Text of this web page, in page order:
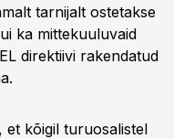
tarnijalt ostetakse
ka mittekuuluvaid
direktiivi rakendatud
et kõigil turuosalistel